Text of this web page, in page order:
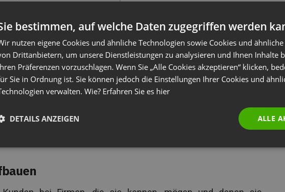
(kostenlos!) ankurbeln
wie
man ein kostenloses Webinar hostet, möchten wir zuerst
überhaupt tun sollten. Was macht Webinare so besonders? Ist
die Zeit und den Aufwand wert? Die Antwort ist ein klares Ja!
Webinare zu hosten, aber wir konzentrieren uns auf die drei
bestimmen, auf welche Daten zugegriffen werden
nutzen eigene Cookies und ähnliche Technologien sowie Cookies und
Drittanbietern, um unsere Dienstleistungen zu analysieren und Ihnen Inhalte
Präferenzen vorzuschlagen. Wenn Sie „Alle Cookies akzeptieren“ klicken,
Sie in Ordnung ist. Sie können jedoch die Einstellungen Ihrer Cookies und
verwalten. Wie? Erfahren Sie es hier
ALLE
DETAILS ANZEIGEN